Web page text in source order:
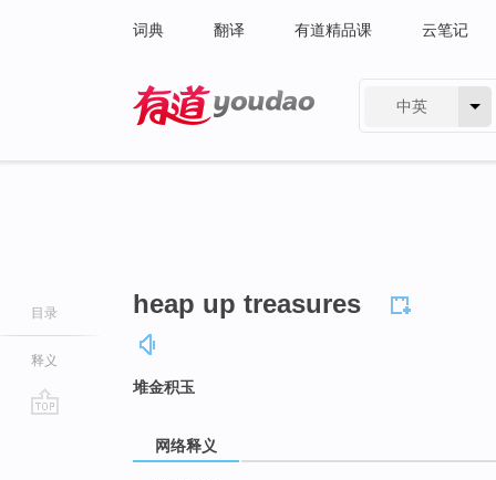
词典 翻译 有道精品课 云笔记
中英
目录
释义
heap up treasures
堆金积玉
网络释义